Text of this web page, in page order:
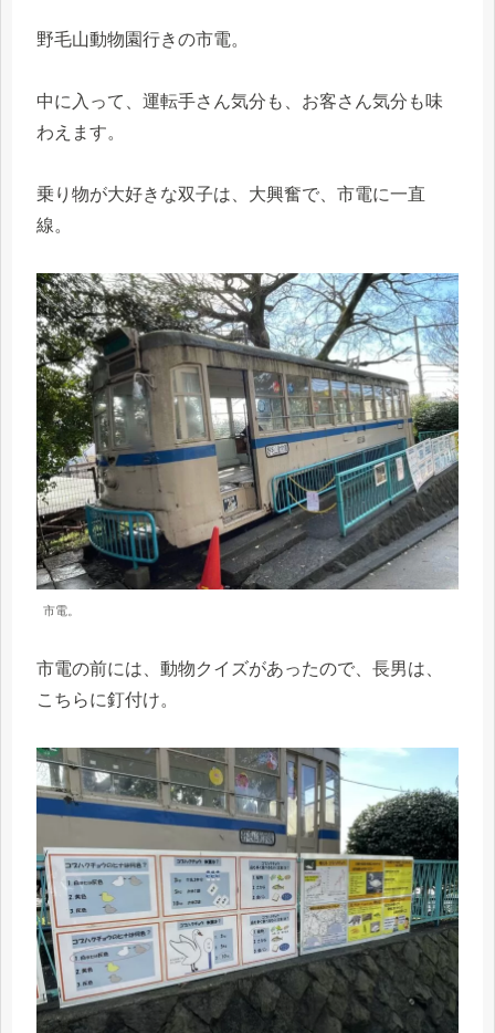
野毛山動物園行きの市電。
中に入って、運転手さん気分も、お客さん気分も味
わえます。
乗り物が大好きな双子は、大興奮で、市電に一直
線。
市電。
市電の前には、動物クイズがあったので、長男は、
こちらに釘付け。